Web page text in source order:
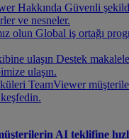
Hakkında Güvenli
ve nesneler.
olun Global iş ortağı
ulaşın Destek
ulaşın.
TeamViewer
AI teklifine